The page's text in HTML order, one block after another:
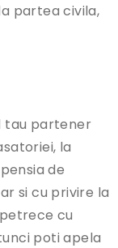
partea civila,
tau partener
la
de
si cu privire la
cu
poti apela